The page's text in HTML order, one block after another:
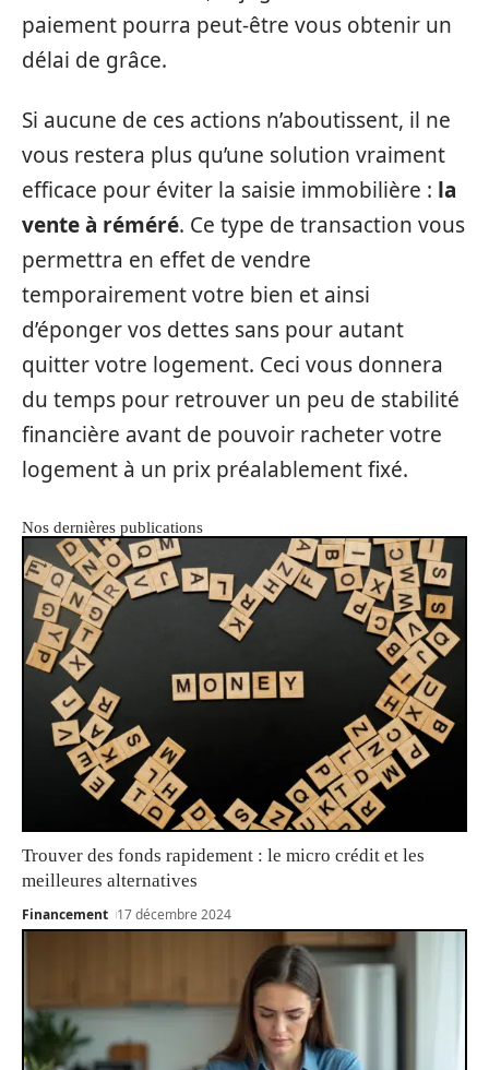
paiement pourra peut-être vous obtenir un
délai de grâce.
Si aucune de ces actions n’aboutissent, il ne
vous restera plus qu’une solution vraiment
efficace pour éviter la saisie immobilière : la
vente à réméré. Ce type de transaction vous
permettra en effet de vendre
temporairement votre bien et ainsi
d’éponger vos dettes sans pour autant
quitter votre logement. Ceci vous donnera
du temps pour retrouver un peu de stabilité
financière avant de pouvoir racheter votre
logement à un prix préalablement fixé.
Nos dernières publications
Trouver des fonds rapidement : le micro crédit et les
meilleures alternatives
Financement 17 décembre 2024